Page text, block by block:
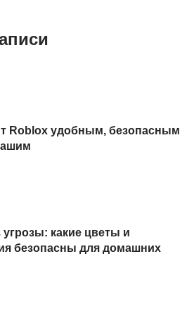
Roblox удобным, безопасным
какие цветы и
безопасны для домашних